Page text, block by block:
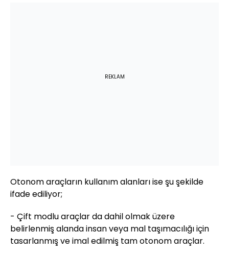
REKLAM
Otonom araçların kullanım alanları ise şu şekilde
ifade ediliyor;
- Çift modlu araçlar da dahil olmak üzere
belirlenmiş alanda insan veya mal taşımacılığı için
tasarlanmış ve imal edilmiş tam otonom araçlar.